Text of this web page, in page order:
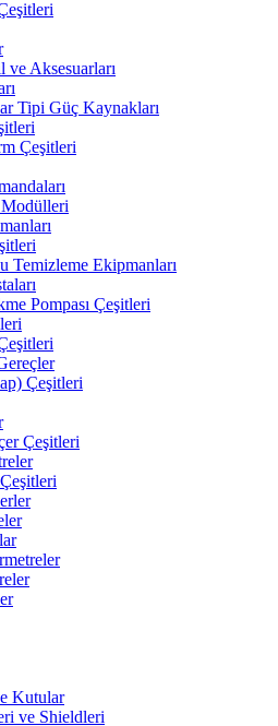
ve Aksesuarları
Tipi Güç Kaynakları
Çeşitleri
Temizleme Ekipmanları
Pompası Çeşitleri
Çeşitleri
Çeşitleri
Kutular
ve Shieldleri